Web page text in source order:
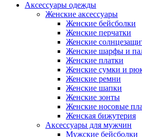
Аксессуары одежды
Женские аксессуары
Женские бейсболки
Женские перчатки
Женские
Женские шарфы и
Женские платки
Женские сумки и
Женские ремни
Женские шапки
Женские зонты
Женские носовые
Женская бижутерия
Аксессуары для мужчин
Мужские бейсболки